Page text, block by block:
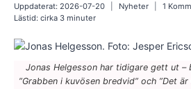
Uppdaterat: 2026-07-20 Nyheter
1
Lästid: cirka 3 minuter
Jonas Helgesson har tidigare gett ut –
”Grabben i kuvösen bredvid” och ”Det